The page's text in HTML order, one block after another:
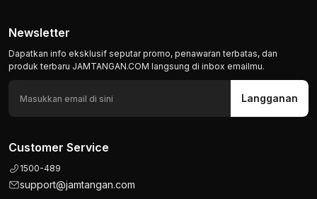
Newsletter
Dapatkan info eksklusif seputar promo, penawaran terbatas, dan
produk terbaru JAMTANGAN.COM langsung di inbox emailmu.
Langganan
Customer Service
1500-489
support@jamtangan.com